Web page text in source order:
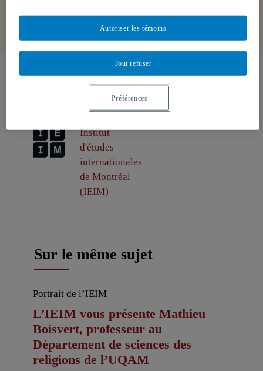
Produit par
Institut
d'études
internationales
de Montréal
(IEIM)
Sur le même sujet
Portrait de l’IEIM
L’IEIM vous présente Mathieu
Boisvert, professeur au
Département de sciences des
religions de l’UQAM
Tout refuser
Autoriser les témoins
Préférences